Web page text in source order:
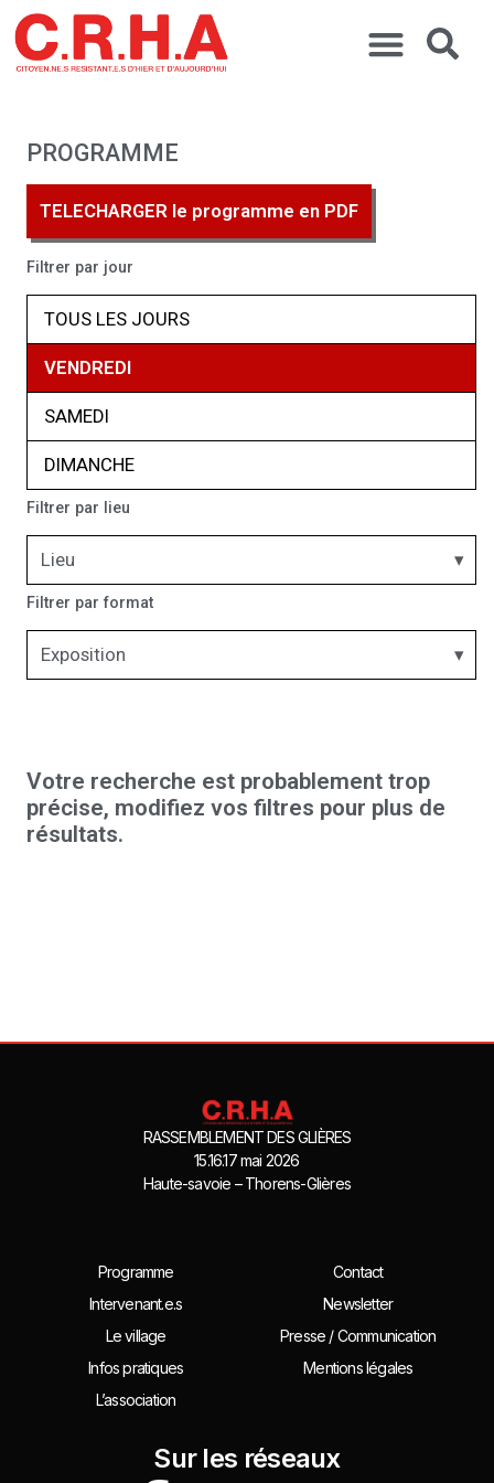
PROGRAMME
TELECHARGER le programme en PDF
Filtrer par jour
TOUS LES JOURS
VENDREDI
SAMEDI
DIMANCHE
Filtrer par lieu
Lieu
Filtrer par format
Exposition
Votre recherche est probablement trop
précise, modifiez vos filtres pour plus de
résultats.
RASSEMBLEMENT DES GLIÈRES
15.16.17 mai 2026
Haute-savoie – Thorens-Glières
Programme
Intervenant.e.s
Le village
Infos pratiques
L’association
Contact
Newsletter
Presse / Communication
Mentions légales
Sur les réseaux